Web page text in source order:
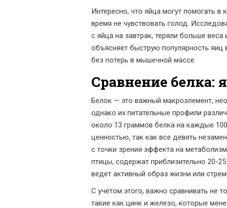
Интересно, что яйца могут помогать
время не чувствовать голод.
с яйца на завтрак, теряли больше
объясняет быструю популярность яиц
без потерь в мышечной массе.
Сравнение белка:
Белок — это важный макроэлемент,
однако их питательные профили
около 13 граммов белка на каждые
ценностью, так как все девять
с точки зрения эффекта на
птицы, содержат приблизительно 20-
ведет активный образ жизни или
С учётом этого, важно сравнивать не
такие как цинк и железо, которые